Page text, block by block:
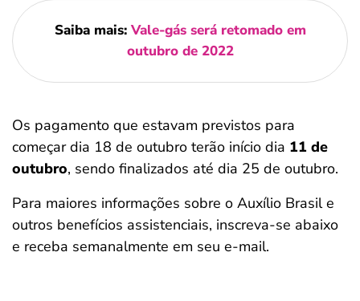
Saiba mais: Vale-gás será retomado em
outubro de 2022
Os pagamento que estavam previstos para
começar dia 18 de outubro terão início dia 11 de
outubro, sendo finalizados até dia 25 de outubro.
Para maiores informações sobre o Auxílio Brasil e
outros benefícios assistenciais, inscreva-se abaixo
e receba semanalmente em seu e-mail.